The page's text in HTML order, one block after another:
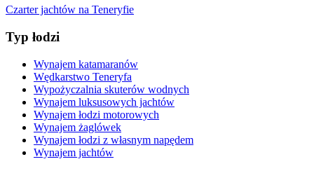
Czarter jachtów na Teneryfie
Typ łodzi
Wynajem katamaranów
Wędkarstwo Teneryfa
Wypożyczalnia skuterów wodnych
Wynajem luksusowych jachtów
Wynajem łodzi motorowych
Wynajem żaglówek
Wynajem łodzi z własnym napędem
Wynajem jachtów